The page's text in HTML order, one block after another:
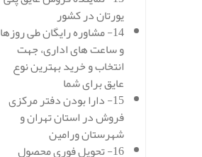
یورتان در کشور
14- مشاوره رایگان طی روزها
و ساعت های اداری، جهت
انتخاب و خرید بهترین نوع
عایق برای شما
15- دارا بودن دفتر مرکزی
فروش در استان تهران و
شهرستان ورامین
16- تحویل فوری محصول